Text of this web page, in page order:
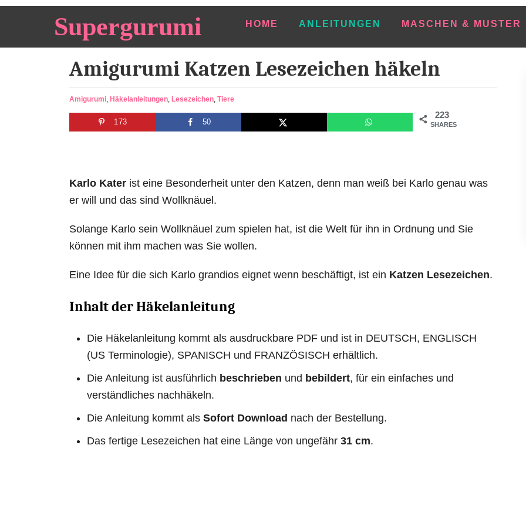
i
HOME ANLEITUNGEN MASCHEN & MUSTER
Supergurumi
Amigurumi Katzen Lesezeichen häkeln
C
a
i
e
Amigurumi, Häkelanleitungen, Lesezeichen, Tiere
223
SHARES
173 50
Karlo Kater ist eine Besonderheit unter den Katzen, denn man weiß bei Karlo genau was
er will und das sind Wollknäuel.
Solange Karlo sein Wollknäuel zum spielen hat, ist die Welt für ihn in Ordnung und Sie
können mit ihm machen was Sie wollen.
Eine Idee für die sich Karlo grandios eignet wenn beschäftigt, ist ein Katzen Lesezeichen.
Inhalt der Häkelanleitung
Die Häkelanleitung kommt als ausdruckbare PDF und ist in DEUTSCH, ENGLISCH
(US Terminologie), SPANISCH und FRANZÖSISCH erhältlich.
Die Anleitung ist ausführlich beschrieben und bebildert, für ein einfaches und
verständliches nachhäkeln.
Die Anleitung kommt als Sofort Download nach der Bestellung.
Das fertige Lesezeichen hat eine Länge von ungefähr 31 cm.